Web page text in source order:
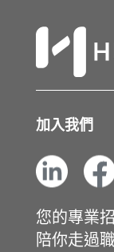
加入我們
您的專業
陪你走過